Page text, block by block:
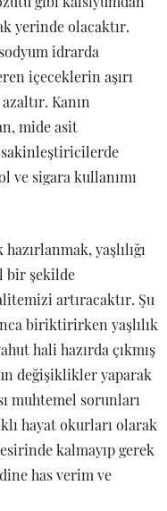
yerinde olacaktır.
idrarda
içeceklerin aşırı
Kanın
mide asit
sakinleştiricilerde
sigara kullanımı
yaşlılığı
bir şekilde
artıracaktır. Şu
biriktirirken yaşlılık
hali hazırda çıkmış
değişiklikler yaparak
muhtemel sorunları
hayat okurları olarak
kalmayıp gerek
has verim ve